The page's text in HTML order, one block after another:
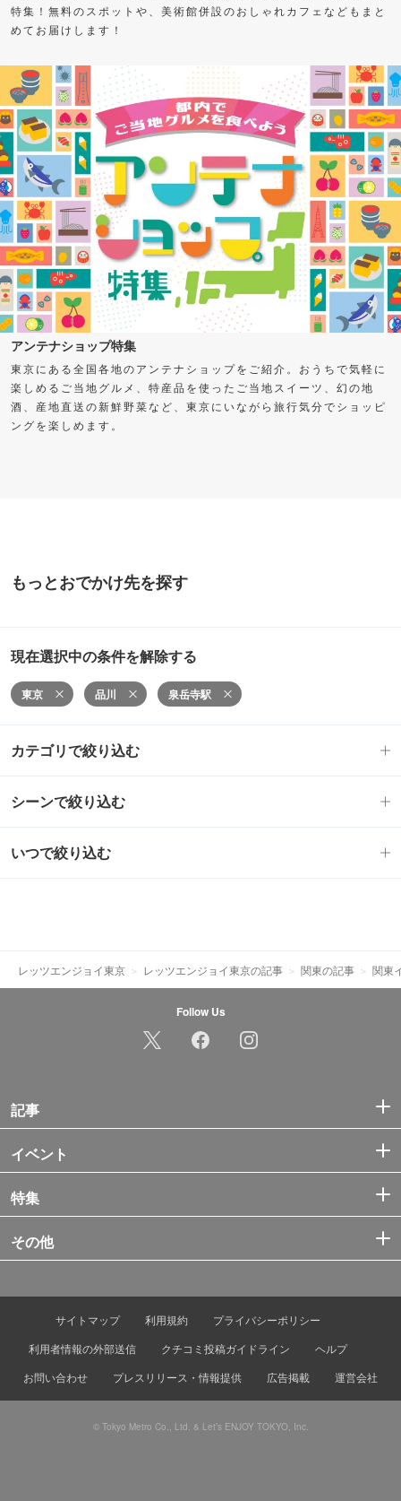
特集！無料のスポットや、美術館併設のおしゃれカフェなどもまと
めてお届けします！
アンテナショップ特集
東京にある全国各地のアンテナショップをご紹介。おうちで気軽に
楽しめるご当地グルメ、特産品を使ったご当地スイーツ、幻の地
酒、産地直送の新鮮野菜など、東京にいながら旅行気分でショッピ
ングを楽しめます。
もっとおでかけ先を探す
現在選択中の条件を解除する
東京 品川 泉岳寺駅
カテゴリで絞り込む
シーンで絞り込む
いつで絞り込む
レッツエンジョイ東京 レッツエンジョイ東京の記事 関東の記事 関東
Follow Us
記事
イベント
特集
その他
サイトマップ 利用規約
プライバシーポリシー
利用者情報の外部送信
クチコミ投稿ガイドライン
ヘルプ
お問い合わせ
プレスリリース・情報提供 広告掲載 運営会社
© Tokyo Metro Co., Ltd. & Let’s ENJOY TOKYO, Inc.